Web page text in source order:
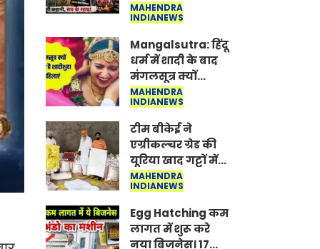
MAHENDRA
INDIANEWS
Mangalsutra: हिंदू
धर्म में शादी के बाद
मंगलसूत्र क्यों
पहनती है महिलाएं,
किसने शुरु की ये
परंपरा
MAHENDRA
INDIANEWS
टीम बीकेई ने
एग्रीकल्चर ग्रेड की
यूरिया खाद गट्टों में
बदलकर टेक्निकल
ग्रेड में बेचने वालों पर
करवाई कार्रवाई:
लखविंदर सिंह
औलख
MAHENDRA
INDIANEWS
Egg Hatching कम
लागत में शुरू करे
नया बिजनेस। 17